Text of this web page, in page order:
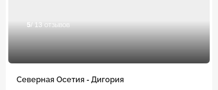
5/ 13 отзывов
Северная Осетия - Дигория